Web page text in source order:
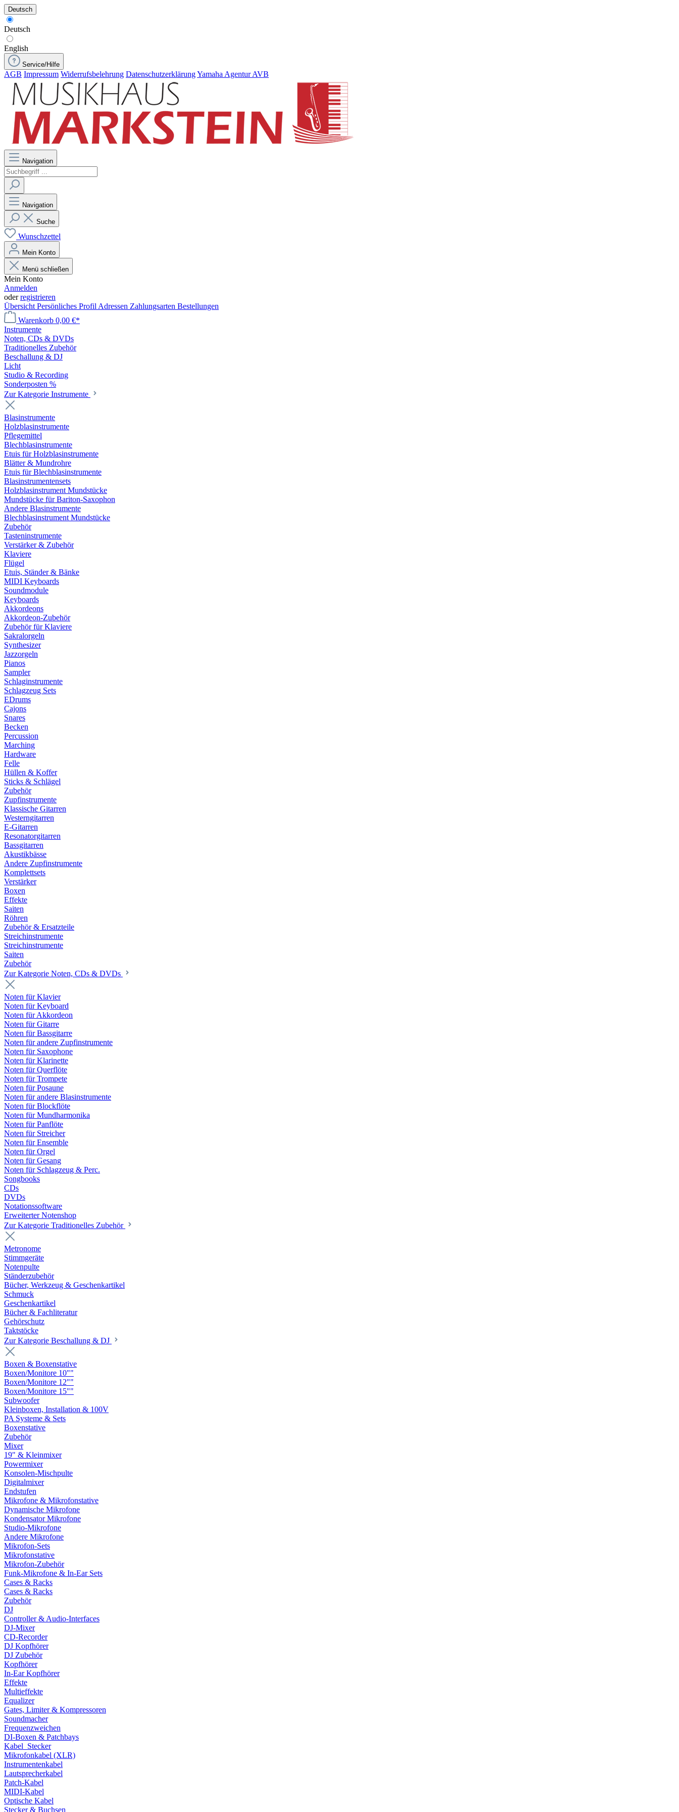
Deutsch
Deutsch
English
Service/Hilfe
AGB Impressum Widerrufsbelehrung DatenschutzerklärungYamaha Agentur AVB
Navigation
Navigation
Suche
Wunschzettel
Mein Konto
Menü schließen
Mein Konto
Anmelden
oderregistrieren
Übersicht Persönliches Profil Adressen Zahlungsarten Bestellungen
Warenkorb 0,00 €*
Instrumente
Noten, CDs & DVDs
Traditionelles Zubehör
Beschallung & DJ
Licht
Studio & Recording
Sonderposten %
Zur Kategorie Instrumente
Blasinstrumente
Holzblasinstrumente
Pflegemittel
Blechblasinstrumente
Etuis für Holzblasinstrumente
Blätter & Mundrohre
Etuis für Blechblasinstrumente
Blasinstrumentensets
Holzblasinstrument Mundstücke
Mundstücke für Bariton-Saxophon
Andere Blasinstrumente
Blechblasinstrument Mundstücke
Zubehör
Tasteninstrumente
Verstärker & Zubehör
Klaviere
Flügel
Etuis, Ständer & Bänke
MIDI Keyboards
Soundmodule
Keyboards
Akkordeons
Akkordeon-Zubehör
Zubehör für Klaviere
Sakralorgeln
Synthesizer
Jazzorgeln
Pianos
Sampler
Schlaginstrumente
Schlagzeug Sets
EDrums
Cajons
Snares
Becken
Percussion
Marching
Hardware
Felle
Hüllen & Koffer
Sticks & Schlägel
Zubehör
Zupfinstrumente
Klassische Gitarren
Westerngitarren
E-Gitarren
Resonatorgitarren
Bassgitarren
Akustikbässe
Andere Zupfinstrumente
Komplettsets
Verstärker
Boxen
Effekte
Saiten
Röhren
Zubehör & Ersatzteile
Streichinstrumente
Streichinstrumente
Saiten
Zubehör
Zur Kategorie Noten, CDs & DVDs
Noten für Klavier
Noten für Keyboard
Noten für Akkordeon
Noten für Gitarre
Noten für Bassgitarre
Noten für andere Zupfinstrumente
Noten für Saxophone
Noten für Klarinette
Noten für Querflöte
Noten für Trompete
Noten für Posaune
Noten für andere Blasinstrumente
Noten für Blockflöte
Noten für Mundharmonika
Noten für Panflöte
Noten für Streicher
Noten für Ensemble
Noten für Orgel
Noten für Gesang
Noten für Schlagzeug & Perc.
Songbooks
CDs
DVDs
Notationssoftware
Erweiterter Notenshop
Zur Kategorie Traditionelles Zubehör
Metronome
Stimmgeräte
Notenpulte
Ständerzubehör
Bücher, Werkzeug & Geschenkartikel
Schmuck
Geschenkartikel
Bücher & Fachliteratur
Gehörschutz
Taktstöcke
Zur Kategorie Beschallung & DJ
Boxen & Boxenstative
Boxen/Monitore 10""
Boxen/Monitore 12""
Boxen/Monitore 15""
Subwoofer
Kleinboxen, Installation & 100V
PA Systeme & Sets
Boxenstative
Zubehör
Mixer
19" & Kleinmixer
Powermixer
Konsolen-Mischpulte
Digitalmixer
Endstufen
Mikrofone & Mikrofonstative
Dynamische Mikrofone
Kondensator Mikrofone
Studio-Mikrofone
Andere Mikrofone
Mikrofon-Sets
Mikrofonstative
Mikrofon-Zubehör
Funk-Mikrofone & In-Ear Sets
Cases & Racks
Cases & Racks
Zubehör
DJ
Controller & Audio-Interfaces
DJ-Mixer
CD-Recorder
DJ Kopfhörer
DJ Zubehör
Kopfhörer
In-Ear Kopfhörer
Effekte
Multieffekte
Equalizer
Gates, Limiter & Kompressoren
Soundmacher
Frequenzweichen
DI-Boxen & Patchbays
Kabel_Stecker
Mikrofonkabel (XLR)
Instrumentenkabel
Lautsprecherkabel
Patch-Kabel
MIDI-Kabel
Optische Kabel
Stecker & Buchsen